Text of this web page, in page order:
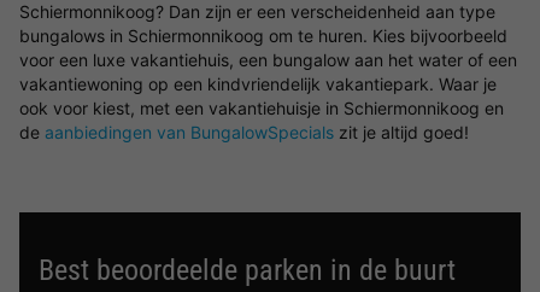
Schiermonnikoog? Dan zijn er een verscheidenheid aan type
bungalows in Schiermonnikoog om te huren. Kies bijvoorbeeld
voor een luxe vakantiehuis, een bungalow aan het water of een
vakantiewoning op een kindvriendelijk vakantiepark. Waar je
ook voor kiest, met een vakantiehuisje in Schiermonnikoog en
de aanbiedingen van BungalowSpecials zit je altijd goed!
Best beoordeelde parken in de buurt